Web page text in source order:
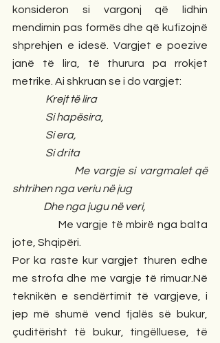
konsideron si vargonj që lidhin
mendimin pas formës dhe që kufizojnë
shprehjen e idesë. Vargjet e poezive
janë të lira, të thurura pa rrokjet
metrike. Ai shkruan se i do vargjet:
                Krejt të lira
                Si hapësira,
                Si era,
                Si drita
shtrihen nga veriu në jug
               Dhe nga jugu në veri,
jote, Shqipëri.
Por ka raste kur vargjet thuren edhe
me strofa dhe me vargje të rimuar.Në
teknikën e sendërtimit të vargjeve, i
jep më shumë vend fjalës së bukur,
çuditërisht të bukur, tingëlluese, të